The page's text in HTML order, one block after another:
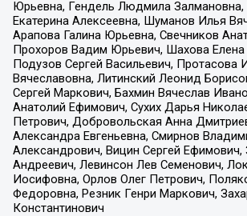
Юрьевна, Гендель Людмила Залмановна,
Екатерина Алексеевна, Шуманов Илья
Арапова Галина Юрьевна, Свечников
Прохоров Вадим Юрьевич, Шахова Елена
Подузов Сергей Васильевич, Протасова
Вячеславовна, Литинский Леонид
Сергей Маркович, Бахмин Вячеслав
Анатолий Ефимович, Сухих Дарья
Петрович, Добровольская Анна
Александра Евгеньевна, Смирнов
Александрович, Вицин Сергей Ефимович,
Андреевич, Левинсон Лев Семенович,
Иосифовна, Орлов Олег Петрович,
Федоровна, Резник Генри Маркович,
Константинович